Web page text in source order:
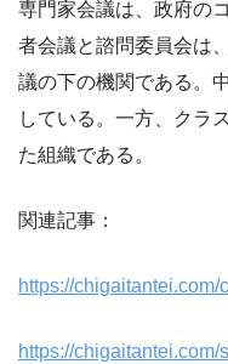
専門家会議は、政府の
者会議と諮問委員会は
議の下の機関である。
している。一方、クラ
た組織である。
関連記事：
https://
https://